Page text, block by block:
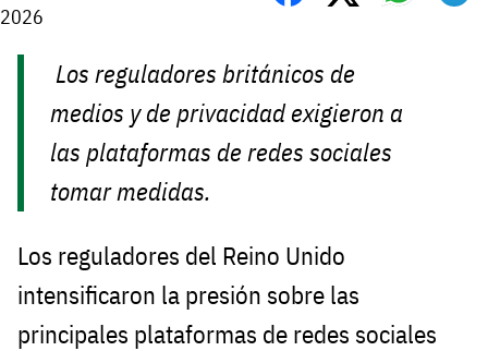
2026
Los reguladores británicos de
medios y de privacidad exigieron a
las plataformas de redes sociales
tomar medidas.
Los reguladores del Reino Unido
intensificaron la presión sobre las
principales plataformas de redes sociales